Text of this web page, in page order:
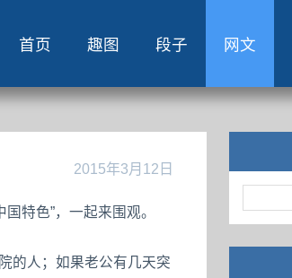
首页 趣图 段子 网文
2015年3月12日
特色”，一起来围观。
的人；如果老公有几天突